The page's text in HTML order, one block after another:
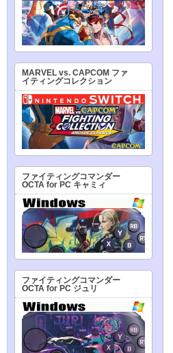
MARVEL vs. CAPCOM ファ
イティングコレクション
ファイティングコマンダー
OCTA for PC キャミィ
ファイティングコマンダー
OCTA for PC ジュリ